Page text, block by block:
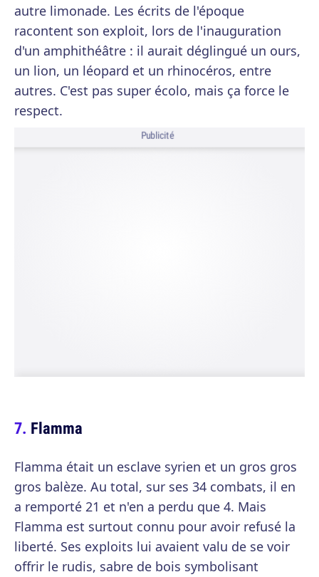
autre limonade. Les écrits de l'époque
racontent son exploit, lors de l'inauguration
d'un amphithéâtre : il aurait déglingué un ours,
un lion, un léopard et un rhinocéros, entre
autres. C'est pas super écolo, mais ça force le
respect.
Publicité
Flamma
Flamma était un esclave syrien et un gros gros
gros balèze. Au total, sur ses 34 combats, il en
a remporté 21 et n'en a perdu que 4. Mais
Flamma est surtout connu pour avoir refusé la
liberté. Ses exploits lui avaient valu de se voir
offrir le rudis, sabre de bois symbolisant